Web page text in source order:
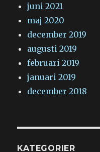
juni 2021
maj 2020
december 2019
augusti 2019
februari 2019
januari 2019
december 2018
KATEGORIER